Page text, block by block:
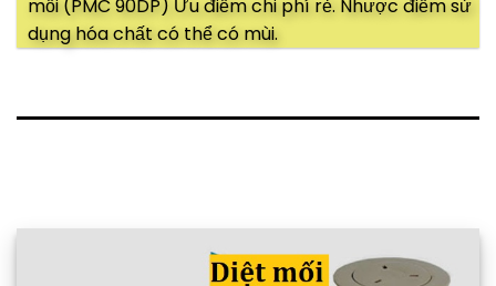
mối (PMC 90DP) Ưu điểm chi phí rẻ. Nhược điểm sử
dụng hóa chất có thể có mùi.